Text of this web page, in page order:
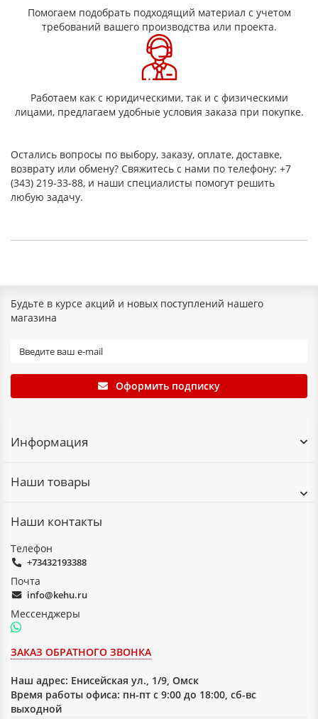
Помогаем подобрать подходящий материал с учетом
требований вашего производства или проекта.
Работаем как с юридическими, так и с физическими
лицами, предлагаем удобные условия заказа при покупке.
Остались вопросы по выбору, заказу, оплате, доставке,
возврату или обмену? Свяжитесь с нами по телефону: +7
(343) 219-33-88, и наши специалисты помогут решить
любую задачу.
Будьте в курсе акций и новых поступлений нашего
магазина
Оформить подписку
Информация
Наши товары
Наши контакты
Телефон
+73432193388
Почта
info@kehu.ru
Мессенджеры
ЗАКАЗ ОБРАТНОГО ЗВОНКА
Наш адрес: Енисейская ул., 1/9, Омск
Время работы офиса: пн-пт с 9:00 до 18:00, сб-вс
выходной